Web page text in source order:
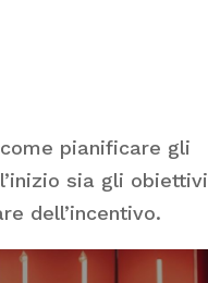
pianificare gli
sia gli obiettivi
dell’incentivo.